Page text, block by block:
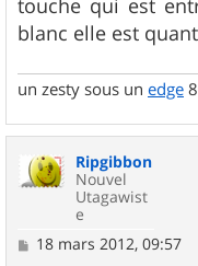
touche qui est
blanc elle est
un zesty sous un edge
Ripgibbon
Nouvel
Utagawist
e
M18 mars 2012, 09:57